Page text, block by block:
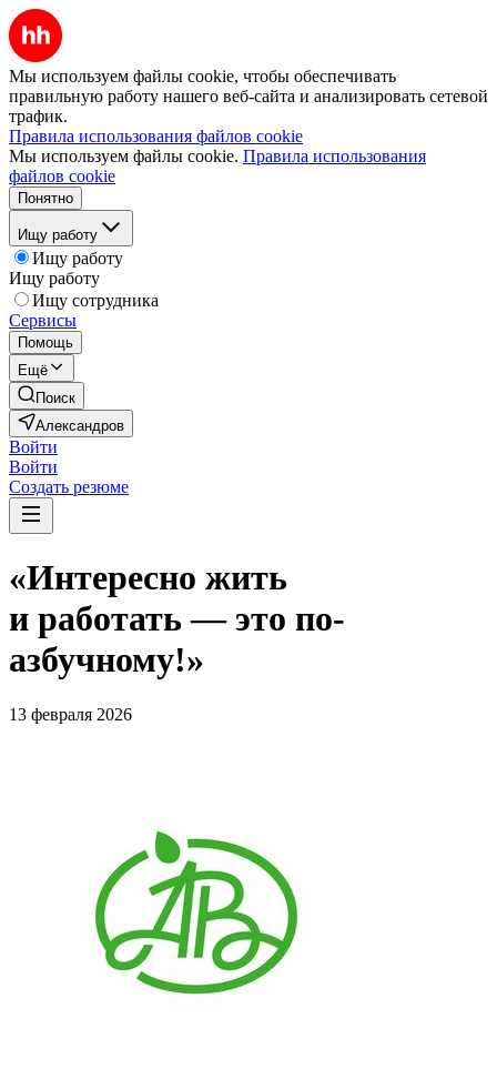
Мы используем файлы cookie, чтобы обеспечивать
правильную работу нашего веб-сайта и анализировать сетевой
трафик.
Правила использования файлов cookie
Мы используем файлы cookie. Правила использования
файлов cookie
Понятно
Ищу работу
Ищу работу
Ищу работу
Ищу сотрудника
Сервисы
Помощь
Ещё
Поиск
Александров
Войти
Войти
Создать резюме
«Интересно жить
и работать — это по-
азбучному!»
13 февраля 2026